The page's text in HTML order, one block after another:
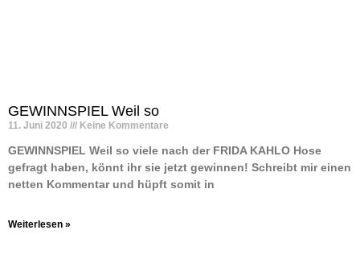
GEWINNSPIEL Weil so
11. Juni 2020 Keine Kommentare
GEWINNSPIEL Weil so viele nach der FRIDA KAHLO Hose
gefragt haben, könnt ihr sie jetzt gewinnen! Schreibt mir einen
netten Kommentar und hüpft somit in
Weiterlesen »